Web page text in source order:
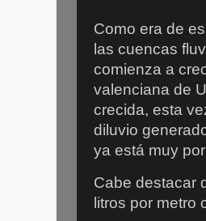
Como era de
las cuencas
comienza a
valenciana de
crecida, esta
diluvio
ya está muy
Cabe destacar
litros por metro